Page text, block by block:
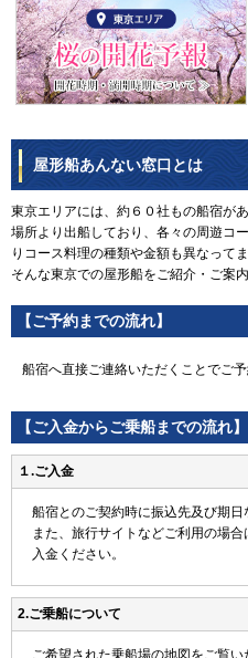
屋形船あんない窓口とは
東京エリアには、約６０社もの船宿が
場所より出船しており、各々の周遊コ
りコース料理の種類や金額も異なってま
そんな東京での屋形船をご紹介・ご案
【ご予約までの流れ】
船宿へ直接ご連絡いただくことでご予
【ご入金からご乗船までの流れ】
１.ご入金
船宿とのご契約時に振込先及び期日
また、旅行サイトなどご利用の場
入金ください。
2.ご乗船について
ご希望された乗船場の地図をご覧い